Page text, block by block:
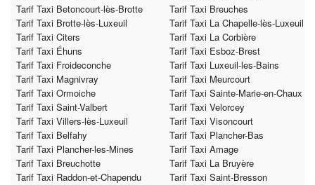
Tarif Taxi Betoncourt-lès-Brotte
Tarif Taxi Breuches
Tarif Taxi Brotte-lès-Luxeuil
Tarif Taxi La Chapelle-lès-Luxeuil
Tarif Taxi Citers
Tarif Taxi La Corbière
Tarif Taxi Éhuns
Tarif Taxi Esboz-Brest
Tarif Taxi Froideconche
Tarif Taxi Luxeuil-les-Bains
Tarif Taxi Magnivray
Tarif Taxi Meurcourt
Tarif Taxi Ormoiche
Tarif Taxi Sainte-Marie-en-Chaux
Tarif Taxi Saint-Valbert
Tarif Taxi Velorcey
Tarif Taxi Villers-lès-Luxeuil
Tarif Taxi Visoncourt
Tarif Taxi Belfahy
Tarif Taxi Plancher-Bas
Tarif Taxi Plancher-les-Mines
Tarif Taxi Amage
Tarif Taxi Breuchotte
Tarif Taxi La Bruyère
Tarif Taxi Raddon-et-Chapendu
Tarif Taxi Saint-Bresson